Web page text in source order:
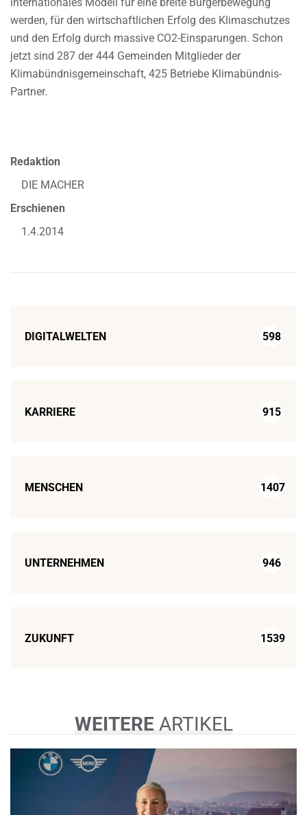
werden, für den wirtschaftlichen Erfolg des Klimaschutzes
und den Erfolg durch massive CO2-Einsparungen. Schon
jetzt sind 287 der 444 Gemeinden Mitglieder der
Klimabündnisgemeinschaft, 425 Betriebe Klimabündnis-
Partner.
Redaktion
DIE MACHER
Erschienen
1.4.2014
DIGITALWELTEN 598
KARRIERE 915
MENSCHEN 1407
UNTERNEHMEN 946
ZUKUNFT 1539
WEITEREARTIKEL